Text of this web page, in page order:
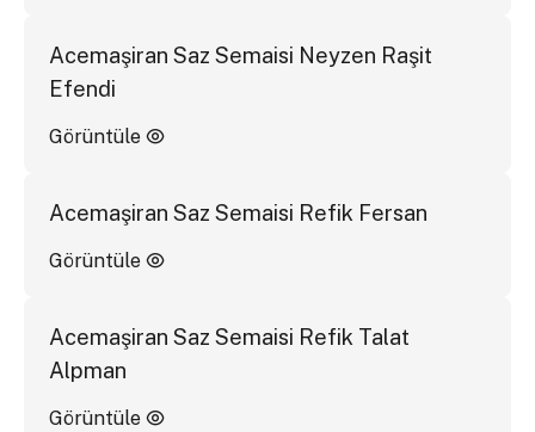
Acemaşiran Saz Semaisi Neyzen Raşit
Efendi
Görüntüle
Acemaşiran Saz Semaisi Refik Fersan
Görüntüle
Acemaşiran Saz Semaisi Refik Talat
Alpman
Görüntüle